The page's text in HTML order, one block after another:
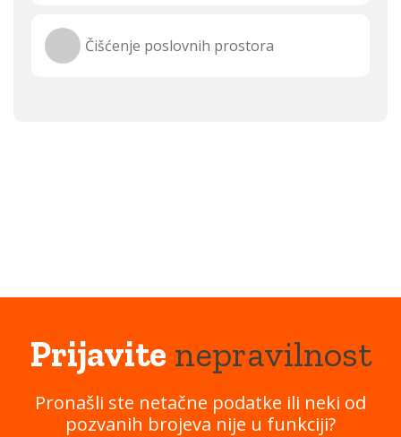
Čišćenje poslovnih prostora
Prijavitenepravilnost
Pronašli ste netačne podatke ili neki od
pozvanih brojeva nije u funkciji?